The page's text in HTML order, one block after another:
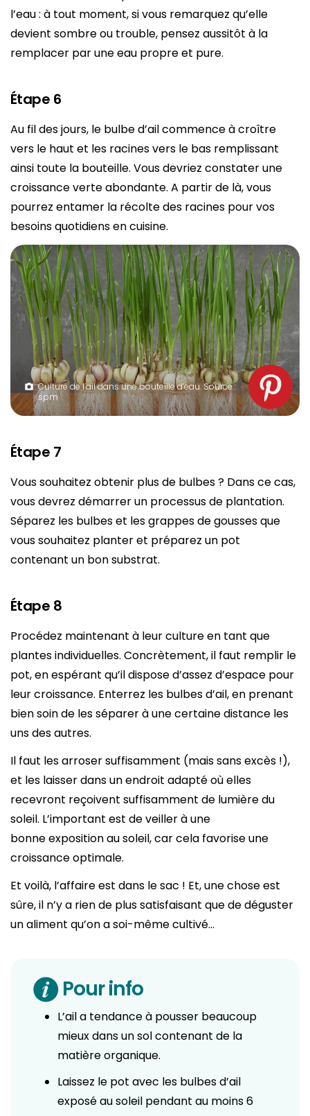
l’eau : à tout moment, si vous remarquez qu’elle
devient sombre ou trouble, pensez aussitôt à la
remplacer par une eau propre et pure.
Étape 6
Au fil des jours, le bulbe d’ail commence à croître
vers le haut et les racines vers le bas remplissant
ainsi toute la bouteille. Vous devriez constater une
croissance verte abondante. A partir de là, vous
pourrez entamer la récolte des racines pour vos
besoins quotidiens en cuisine.
Culture de l’ail dans une bouteille d’eau. Source :
spm
Étape 7
Vous souhaitez obtenir plus de bulbes ? Dans ce cas,
vous devrez démarrer un processus de plantation.
Séparez les bulbes et les grappes de gousses que
vous souhaitez planter et préparez un pot
contenant un bon substrat.
Étape 8
Procédez maintenant à leur culture en tant que
plantes individuelles. Concrètement, il faut remplir le
pot, en espérant qu’il dispose d’assez d’espace pour
leur croissance. Enterrez les bulbes d’ail, en prenant
bien soin de les séparer à une certaine distance les
uns des autres.
Il faut les arroser suffisamment (mais sans excès !),
et les laisser dans un endroit adapté où elles
recevront reçoivent suffisamment de lumière du
soleil. L’important est de veiller à une
bonne exposition au soleil, car cela favorise une
croissance optimale.
Et voilà, l’affaire est dans le sac ! Et, une chose est
sûre, il n’y a rien de plus satisfaisant que de déguster
un aliment qu’on a soi-même cultivé…
Pour info
L’ail a tendance à pousser beaucoup
mieux dans un sol contenant de la
matière organique.
Laissez le pot avec les bulbes d’ail
exposé au soleil pendant au moins 6